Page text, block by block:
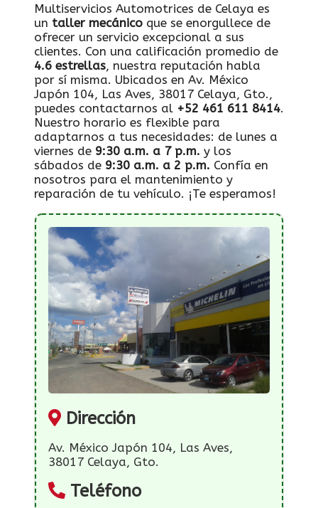
Multiservicios Automotrices de Celaya es
un taller mecánico que se enorgullece de
ofrecer un servicio excepcional a sus
clientes. Con una calificación promedio de
4.6 estrellas, nuestra reputación habla
por sí misma. Ubicados en Av. México
Japón 104, Las Aves, 38017 Celaya, Gto.,
puedes contactarnos al +52 461 611 8414.
Nuestro horario es flexible para
adaptarnos a tus necesidades: de lunes a
viernes de 9:30 a.m. a 7 p.m. y los
sábados de 9:30 a.m. a 2 p.m. Confía en
nosotros para el mantenimiento y
reparación de tu vehículo. ¡Te esperamos!
Dirección
Av. México Japón 104, Las Aves,
38017 Celaya, Gto.
Teléfono